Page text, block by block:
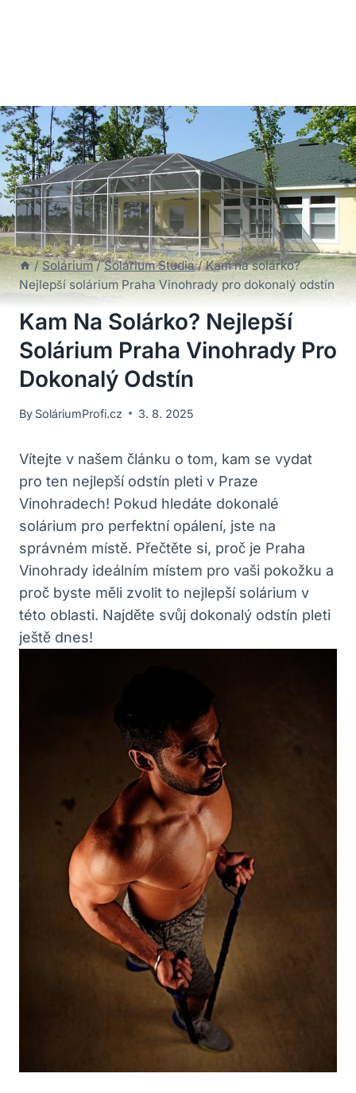
/ Solárium / Solárium Studia / Kam na solárko?
Nejlepší solárium Praha Vinohrady pro dokonalý odstín
Kam Na Solárko? Nejlepší
Solárium Praha Vinohrady Pro
Dokonalý Odstín
By SoláriumProfi.cz 3. 8. 2025
Vítejte v ⁢našem článku ⁤o ⁣tom, kam se vydat
pro ten‍ nejlepší‌ odstín pleti v Praze
Vinohradech! Pokud hledáte dokonalé
solárium pro perfektní⁣ opálení, jste na
správném místě. Přečtěte si, proč je Praha
Vinohrady ideálním místem⁢ pro vaši ⁤pokožku a
proč byste‍ měli zvolit to nejlepší solárium v
této‌ oblasti. Najděte svůj dokonalý‍ odstín pleti
ještě ⁣dnes!